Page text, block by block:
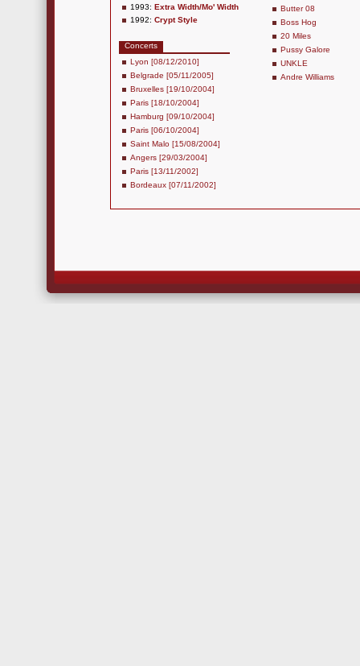
1993: Extra Width/Mo' Width
1992: Crypt Style
Concerts
Lyon [08/12/2010]
Belgrade [05/11/2005]
Bruxelles [19/10/2004]
Paris [18/10/2004]
Hamburg [09/10/2004]
Paris [06/10/2004]
Saint Malo [15/08/2004]
Angers [29/03/2004]
Paris [13/11/2002]
Bordeaux [07/11/2002]
Butter 08
Boss Hog
20 Miles
Pussy Galore
UNKLE
Andre Williams